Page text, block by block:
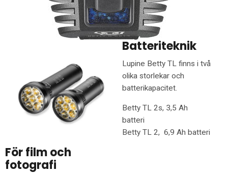
Batteriteknik
Lupine Betty TL finns i två
olika storlekar och
batterikapacitet.
Betty TL 2s, 3,5 Ah
batteri
Betty TL 2, 6,9 Ah batteri
För film och
fotografi